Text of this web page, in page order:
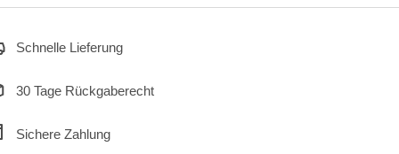
Schnelle Lieferung
30 Tage Rückgaberecht
Sichere Zahlung